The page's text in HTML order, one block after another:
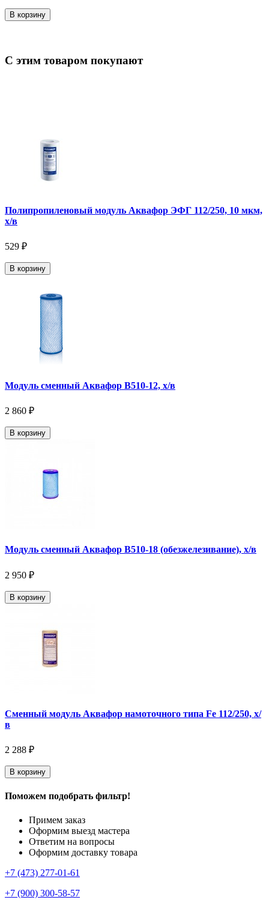
В корзину
С этим товаром покупают
Полипропиленовый модуль Аквафор ЭФГ 112/250, 10 мкм,
х/в
529 ₽
В корзину
Модуль сменный Аквафор В510-12, х/в
2 860 ₽
В корзину
Модуль сменный Аквафор В510-18 (обезжелезивание), х/в
2 950 ₽
В корзину
Сменный модуль Аквафор намоточного типа Fe 112/250, х/
в
2 288 ₽
В корзину
Поможем подобрать фильтр!
Примем заказ
Оформим выезд мастера
Ответим на вопросы
Оформим доставку товара
+7 (473) 277-01-61
+7 (900) 300-58-57